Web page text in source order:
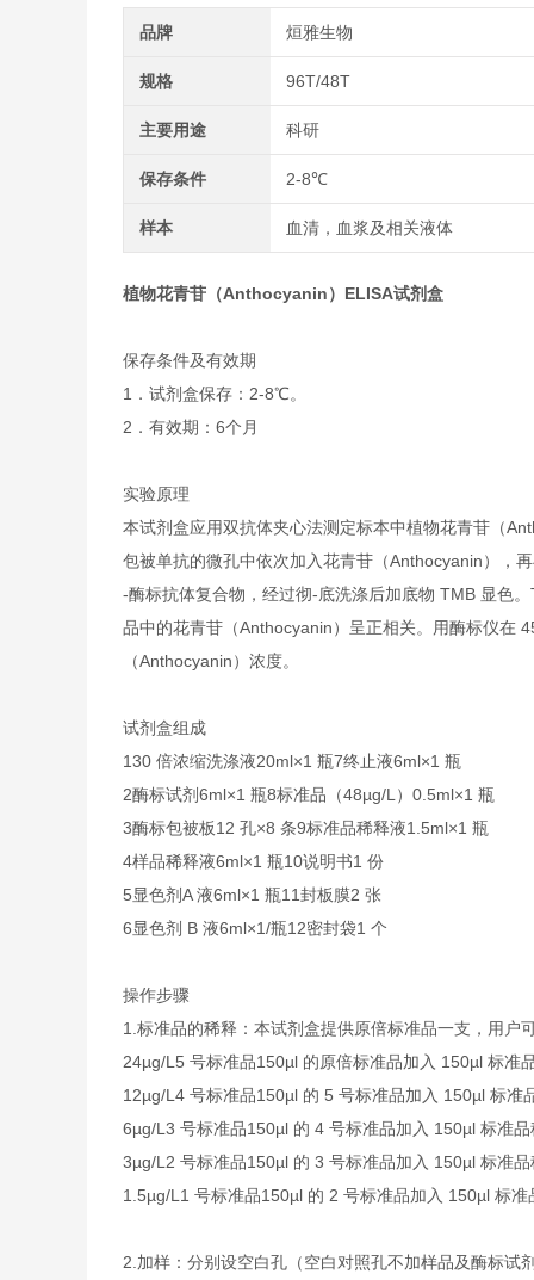
品牌 烜雅生物
规格 96T/48T
主要用途 科研
保存条件 2-8℃
样本 血清，血浆及相关液体
植物花青苷（Anthocyanin）ELISA试剂盒
保存条件及有效期
1．试剂盒保存：2-8℃。
2．有效期：6个月
实验原理
本试剂盒应用双抗体夹心法测定标本中植物花青苷（
包被单抗的微孔中依次加入花青苷（Anthocyanin），
-酶标抗体复合物，经过彻-底洗涤后加底物 TMB 显色
品中的花青苷（Anthocyanin）呈正相关。用酶标仪在
（Anthocyanin）浓度。
试剂盒组成
130 倍浓缩洗涤液20ml×1 瓶7终止液6ml×1 瓶
2酶标试剂6ml×1 瓶8标准品（48µg/L） 0.5ml×1 瓶
3酶标包被板12 孔×8 条9标准品稀释液1.5ml×1 瓶
4样品稀释液6ml×1 瓶10说明书1 份
5显色剂A 液6ml×1 瓶11封板膜2 张
6显色剂 B 液6ml×1/瓶12密封袋1 个
操作步骤
1. 标准品的稀释：本试剂盒提供原倍标准品一支，用户
24µg/L 5 号标准品150µl 的原倍标准品加入 150µl 标准
12µg/L 4 号标准品150µl 的 5 号标准品加入 150µl 标准
6µg/L 3 号标准品150µl 的 4 号标准品加入 150µl 标准品
3µg/L 2 号标准品150µl 的 3 号标准品加入 150µl 标准品
1.5µg/L 1 号标准品150µl 的 2 号标准品加入 150µl 标准
2. 加样：分别设空白孔（空白对照孔不加样品及酶标试